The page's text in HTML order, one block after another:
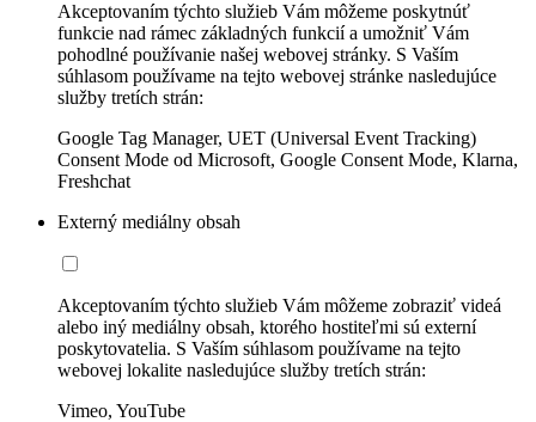
Akceptovaním týchto služieb Vám môžeme poskytnúť
funkcie nad rámec základných funkcií a umožniť Vám
pohodlné používanie našej webovej stránky. S Vaším
súhlasom používame na tejto webovej stránke nasledujúce
služby tretích strán:
Google Tag Manager, UET (Universal Event Tracking)
Consent Mode od Microsoft, Google Consent Mode, Klarna,
Freshchat
Externý mediálny obsah
Akceptovaním týchto služieb Vám môžeme zobraziť videá
alebo iný mediálny obsah, ktorého hostiteľmi sú externí
poskytovatelia. S Vaším súhlasom používame na tejto
webovej lokalite nasledujúce služby tretích strán:
Vimeo, YouTube